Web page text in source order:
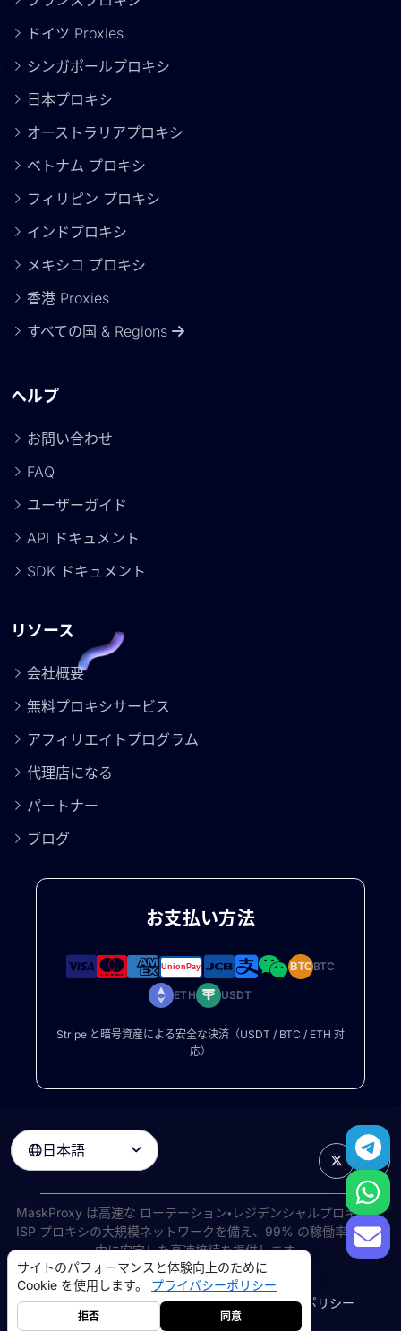
ドイツ Proxies
シンガポールプロキシ
日本プロキシ
オーストラリアプロキシ
ベトナム プロキシ
フィリピン プロキシ
インドプロキシ
メキシコ プロキシ
香港 Proxies
すべての国 & Regions
ヘルプ
お問い合わせ
FAQ
ユーザーガイド
API ドキュメント
SDK ドキュメント
リソース
会社概要
無料プロキシサービス
アフィリエイトプログラム
代理店になる
パートナー
ブログ
お支払い方法
BTCBTC
ETH USDT
Stripe と暗号資産による安全な決済（USDT / BTC / ETH 対
応）
日本語 
MaskProxy は高速な ローテーション・レジデンシャルプロキシと
ISP プロキシの大規模ネットワークを備え、99% の稼働率で世界
中に安定した高速接続を提供します。
©2026 AIWAY LIMITED. 無断転載を禁じます.
利用規約プライバシーポリシー返金ポリシーCookie ポリシー
サイトのパフォーマンスと体験向上のために
Cookie を使用します。 プライバシーポリシー
拒否 同意